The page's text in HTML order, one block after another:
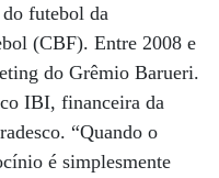
do futebol da
(CBF). Entre 2008 e
do Grêmio Barueri.
IBI, financeira da
“Quando o
é simplesmente